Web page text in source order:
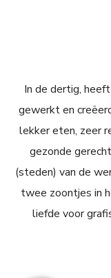
In de dertig,
gewerkt en
lekker eten, zeer
gezonde
(steden) van de
twee zoontjes in
liefde voor